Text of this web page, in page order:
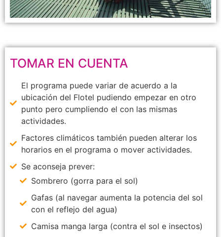
TOMAR EN CUENTA
El programa puede variar de acuerdo a la
ubicación del Flotel pudiendo empezar en otro
punto pero cumpliendo el con las mismas
actividades.
Factores climáticos también pueden alterar los
horarios en el programa o mover actividades.
Se aconseja prever:
Sombrero (gorra para el sol)
Gafas (al navegar aumenta la potencia del sol
con el reflejo del agua)
Camisa manga larga (contra el sol e insectos)